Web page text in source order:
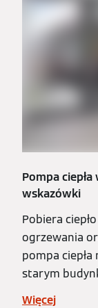
Pompa
wskazówki
Pobiera
ogrzewania
pompa
starym
Więcej